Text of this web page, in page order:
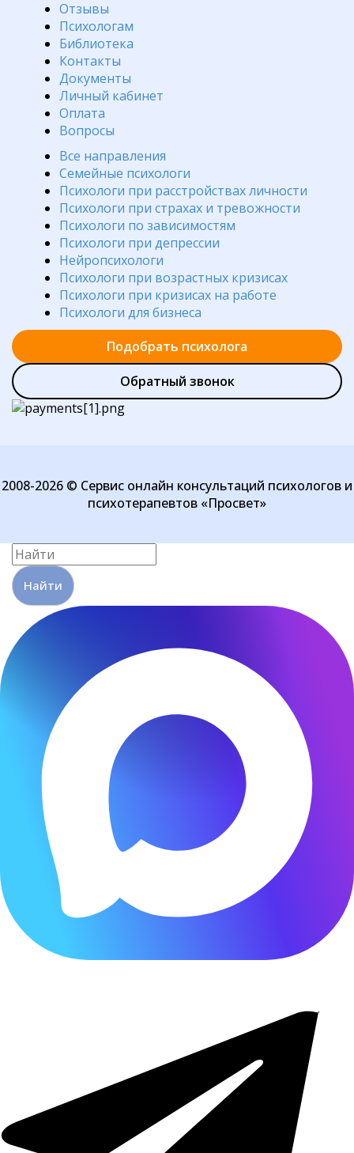
Отзывы
Психологам
Библиотека
Контакты
Документы
Личный кабинет
Оплата
Вопросы
Все направления
Семейные психологи
Психологи при расстройствах личности
Психологи при страхах и тревожности
Психологи по зависимостям
Психологи при депрессии
Нейропсихологи
Психологи при возрастных кризисах
Психологи при кризисах на работе
Психологи для бизнеса
Подобрать психолога
Обратный звонок
2008-2026 © Сервис онлайн консультаций психологов и
психотерапевтов «Просвет»
Найти